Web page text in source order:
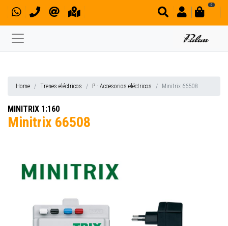
0
Home Trenes eléctricos P - Accesorios eléctricos Minitrix 66508
MINITRIX 1:160
Minitrix 66508